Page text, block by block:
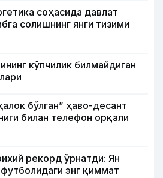
соҳасида давлат
солишнинг янги тизими
кўпчилик билмайдиган
бўлган” ҳаво-десант
билан телефон орқали
рекорд ўрнатди: Ян
энг қиммат